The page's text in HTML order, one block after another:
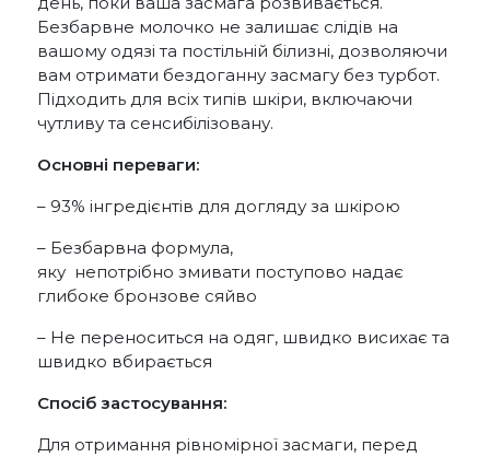
Безбарвне молочко не залишає слідів на
вашому одязі та постільній білизні, дозволяючи
вам отримати бездоганну засмагу без турбот.
Підходить для всіх типів шкіри, включаючи
чутливу та сенсибілізовану.
Основні переваги:
– 93% інгредієнтів для догляду за шкірою
– Безбарвна формула,
яку непотрібно змивати поступово надає
глибоке бронзове сяйво
– Не переноситься на одяг, швидко висихає та
швидко вбирається
Спосіб застосування:
Для отримання рівномірної засмаги, перед